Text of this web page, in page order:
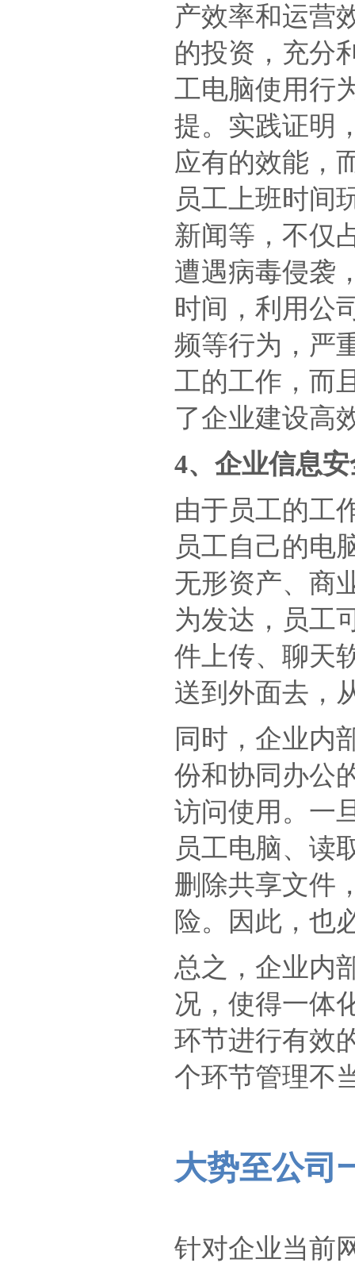
产效率和运营
的投资，充分
工电脑使用行
提。实践证明
应有的效能，
员工上班时间
新闻等，不仅
遭遇病毒侵袭
时间，利用公
频等行为，严
工的工作，而
了企业建设高
4、企业信息
由于员工的工
员工自己的电
无形资产、商
为发达，员工
件上传、聊天
送到外面去，
同时，企业内
份和协同办公
访问使用。一
员工电脑、读
删除共享文件
险。因此，也
总之，企业内
况，使得一体
环节进行有效
个环节管理不
大势至公司
针对企业当前